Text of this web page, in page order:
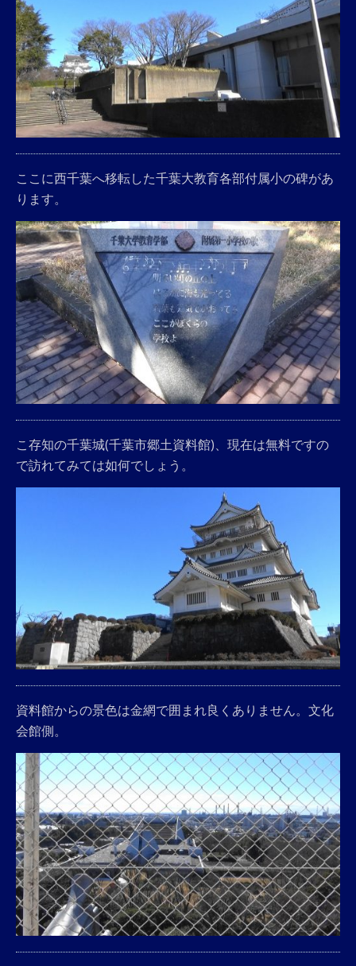
ここに西千葉へ移転した千葉大教育各部付属小の碑があ
ります。
こ存知の千葉城(千葉市郷土資料館)、現在は無料ですの
で訪れてみては如何でしょう。
資料館からの景色は金網で囲まれ良くありません。文化
会館側。